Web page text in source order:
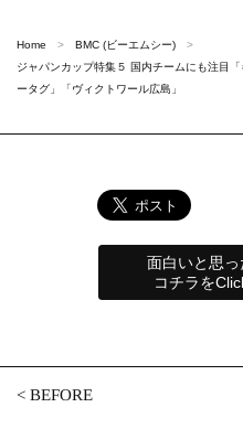
Home
BMC (ビーエムシー)
ジャパンカップ特集５ 国内チームにも注目
ータグ」「ヴィクトワール広島」
面白いと思っ
コチラを
<BEFORE